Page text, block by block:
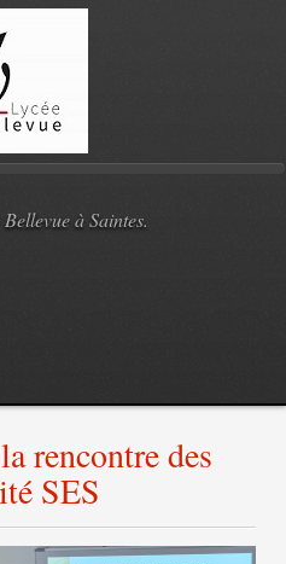
à Saintes.
rencontre des
SES